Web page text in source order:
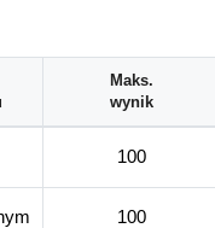
Maks.
wynik
100
100